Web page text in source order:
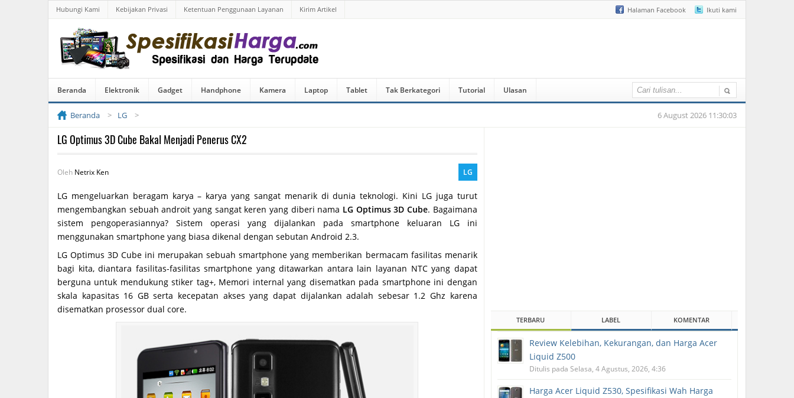
Halaman Facebook Ikuti kami
Hubungi Kami Kebijakan Privasi Ketentuan Penggunaan Layanan Kirim Artikel
Beranda Elektronik Gadget Handphone Kamera Laptop Tablet Tak Berkategori Tutorial Ulasan
Beranda LG 6 August 2026 11:30:03
LG Optimus 3D Cube Bakal Menjadi Penerus CX2
Oleh Netrix Ken LG
LG mengeluarkan beragam karya – karya yang sangat menarik di dunia teknologi. Kini LG juga turut
mengembangkan sebuah androit yang sangat keren yang diberi nama LG Optimus 3D Cube. Bagaimana
sistem pengoperasiannya? Sistem operasi yang dijalankan pada smartphone keluaran LG ini
menggunakan smartphone yang biasa dikenal dengan sebutan Android 2.3.
LG Optimus 3D Cube ini merupakan sebuah smartphone yang memberikan bermacam fasilitas menarik
bagi kita, diantara fasilitas-fasilitas smartphone yang ditawarkan antara lain layanan NTC yang dapat
berguna untuk mendukung stiker tag+, Memori internal yang disematkan pada smartphone ini dengan
skala kapasitas 16 GB serta kecepatan akses yang dapat dijalankan adalah sebesar 1.2 Ghz karena
disematkan prosessor dual core.
TERBARU LABEL KOMENTAR
Review Kelebihan, Kekurangan, dan Harga Acer
Liquid Z500
Ditulis pada Selasa, 4 Agustus, 2026, 4:36
Harga Acer Liquid Z530, Spesifikasi Wah Harga